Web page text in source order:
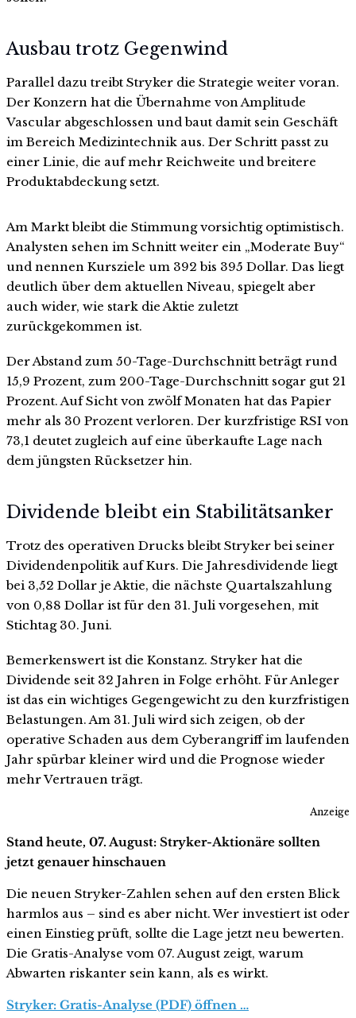
Ausbau trotz Gegenwind
Parallel dazu treibt Stryker die Strategie weiter voran.
Der Konzern hat die Übernahme von Amplitude
Vascular abgeschlossen und baut damit sein Geschäft
im Bereich Medizintechnik aus. Der Schritt passt zu
einer Linie, die auf mehr Reichweite und breitere
Produktabdeckung setzt.
Am Markt bleibt die Stimmung vorsichtig optimistisch.
Analysten sehen im Schnitt weiter ein „Moderate Buy“
und nennen Kursziele um 392 bis 395 Dollar. Das liegt
deutlich über dem aktuellen Niveau, spiegelt aber
auch wider, wie stark die Aktie zuletzt
zurückgekommen ist.
Der Abstand zum 50-Tage-Durchschnitt beträgt rund
15,9 Prozent, zum 200-Tage-Durchschnitt sogar gut 21
Prozent. Auf Sicht von zwölf Monaten hat das Papier
mehr als 30 Prozent verloren. Der kurzfristige RSI von
73,1 deutet zugleich auf eine überkaufte Lage nach
dem jüngsten Rücksetzer hin.
Dividende bleibt ein Stabilitätsanker
Trotz des operativen Drucks bleibt Stryker bei seiner
Dividendenpolitik auf Kurs. Die Jahresdividende liegt
bei 3,52 Dollar je Aktie, die nächste Quartalszahlung
von 0,88 Dollar ist für den 31. Juli vorgesehen, mit
Stichtag 30. Juni.
Bemerkenswert ist die Konstanz. Stryker hat die
Dividende seit 32 Jahren in Folge erhöht. Für Anleger
ist das ein wichtiges Gegengewicht zu den kurzfristigen
Belastungen. Am 31. Juli wird sich zeigen, ob der
operative Schaden aus dem Cyberangriff im laufenden
Jahr spürbar kleiner wird und die Prognose wieder
mehr Vertrauen trägt.
Anzeige
Stand heute, 07. August: Stryker-Aktionäre sollten
jetzt genauer hinschauen
Die neuen Stryker-Zahlen sehen auf den ersten Blick
harmlos aus – sind es aber nicht. Wer investiert ist oder
einen Einstieg prüft, sollte die Lage jetzt neu bewerten.
Die Gratis-Analyse vom 07. August zeigt, warum
Abwarten riskanter sein kann, als es wirkt.
Stryker: Gratis-Analyse (PDF) öffnen …